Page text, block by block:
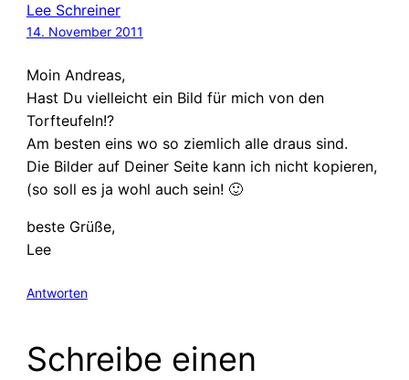
Lee Schreiner
14. November 2011
Moin Andreas,
Hast Du vielleicht ein Bild für mich von den
Torfteufeln!?
Am besten eins wo so ziemlich alle draus sind.
Die Bilder auf Deiner Seite kann ich nicht kopieren,
(so soll es ja wohl auch sein! 🙂
beste Grüße,
Lee
Antworten
Schreibe einen